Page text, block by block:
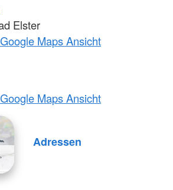
Elster
Maps Ansicht
Maps Ansicht
Adressen